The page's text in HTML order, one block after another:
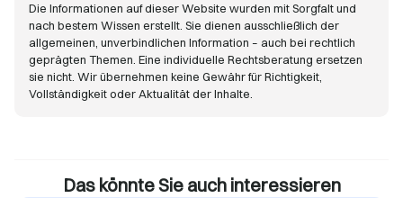
Die Informationen auf dieser Website wurden mit Sorgfalt und
nach bestem Wissen erstellt. Sie dienen ausschließlich der
allgemeinen, unverbindlichen Information – auch bei rechtlich
geprägten Themen. Eine individuelle Rechtsberatung ersetzen
sie nicht. Wir übernehmen keine Gewähr für Richtigkeit,
Vollständigkeit oder Aktualität der Inhalte.
Das könnte Sie auch interessieren